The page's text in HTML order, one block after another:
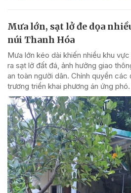
Mưa lớn, sạt lở đe dọa
núi Thanh Hóa
Mưa lớn kéo dài khiến nhiều khu
ra sạt lở đất đá, ảnh hưởng giao
an toàn người dân. Chính quyền các
trương triển khai phương án ứng phó.